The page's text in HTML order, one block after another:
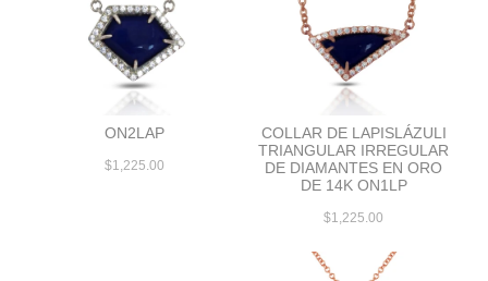
ON2LAP
$1,225.00
COLLAR DE LAPISLÁZULI
TRIANGULAR IRREGULAR
DE DIAMANTES EN ORO
DE 14K ON1LP
$1,225.00